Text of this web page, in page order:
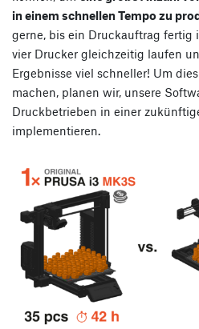
in einem schnellen Tempo zu
gerne, bis ein Druckauftrag fertig
vier Drucker gleichzeitig laufen
Ergebnisse viel schneller! Um
machen, planen wir, unsere
Druckbetrieben in einer
implementieren.